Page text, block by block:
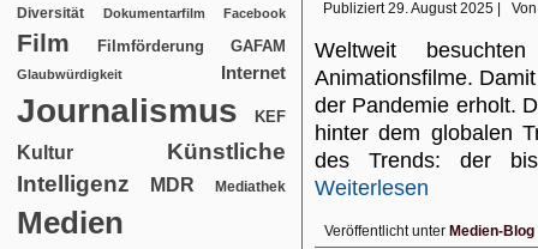
Diversität Dokumentarfilm Facebook
Film Filmförderung GAFAM
Glaubwürdigkeit Internet
Journalismus KEF
Kultur
Künstliche
Intelligenz
MDR Mediathek
Medien
Publiziert 29. August 2025 Von
Weltweit
Animationsfilme.
der Pandemie erholt.
hinter dem globalen
des Trends: der
Weiterlesen
Veröffentlicht unter Medien-Blog